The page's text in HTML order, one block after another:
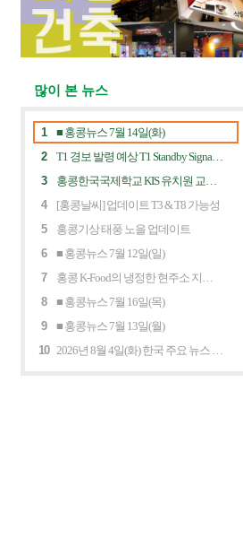
많이 본 뉴스
1
■ 홍콩뉴스 7월 14일(화)
2
3
4
[홍콩날씨] 업데이트 T3 & T8 가능성
5
홍콩기상 태풍 노을 업데이트
6
■ 홍콩뉴스 7월 12일(일)
7
8
■ 홍콩뉴스 7월 16일(목)
9
■ 홍콩뉴스 7월 13일(월)
10